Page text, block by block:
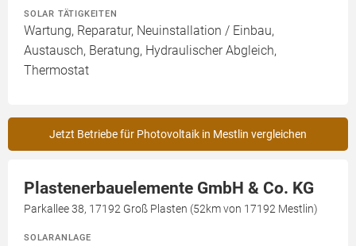
SOLAR TÄTIGKEITEN
Wartung, Reparatur, Neuinstallation / Einbau,
Austausch, Beratung, Hydraulischer Abgleich,
Thermostat
Jetzt Betriebe für Photovoltaik in Mestlin vergleichen
Plastenerbauelemente GmbH & Co. KG
Parkallee 38, 17192 Groß Plasten (52km von 17192 Mestlin)
SOLARANLAGE